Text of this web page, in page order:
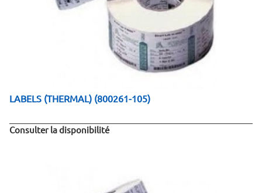
LABELS (THERMAL) (800261-105)
Consulter la disponibilité